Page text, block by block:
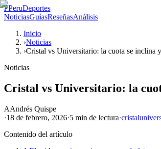
PPeruDeportes
NoticiasGuíasReseñasAnálisis
Inicio
›Noticias
›Cristal vs Universitario: la cuota se inclina
Noticias
Cristal vs Universitario: la
AAndrés Quispe
·18 de febrero, 2026·5 min de lectura·cristal
Contenido del artículo